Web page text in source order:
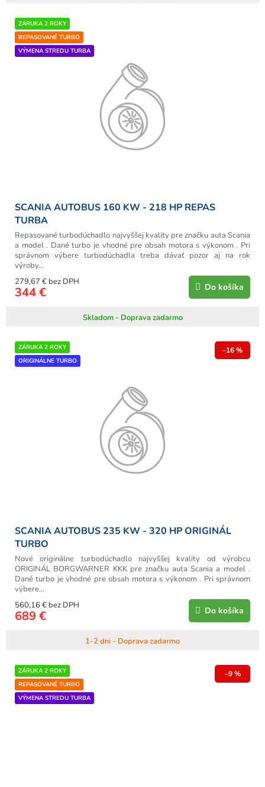
ZÁRUKA 2 ROKY
REPASOVANÉ TURBO
VÝMENA STREDU TURBA
SCANIA AUTOBUS 160 KW - 218 HP REPAS
TURBA
Skladom - Doprava zadarmo
279,67 € bez DPH
344 € Do košíka
Repasované turbodúchadlo najvyššej kvality pre značku auta Scania
a model . Dané turbo je vhodné pre obsah motora s výkonom . Pri
správnom výbere turbodúchadla treba dávať pozor aj na rok
výroby...
ZÁRUKA 2 ROKY
ORIGINÁLNE TURBO
–16 %
SCANIA AUTOBUS 235 KW - 320 HP ORIGINÁL
TURBO
1-2 dni - Doprava zadarmo
560,16 € bez DPH
689 € Do košíka
Nové originálne turbodúchadlo najvyššej kvality od výrobcu
ORIGINÁL BORGWARNER KKK pre značku auta Scania a model .
Dané turbo je vhodné pre obsah motora s výkonom . Pri správnom
výbere...
ZÁRUKA 2 ROKY
REPASOVANÉ TURBO
VÝMENA STREDU TURBA
–9 %